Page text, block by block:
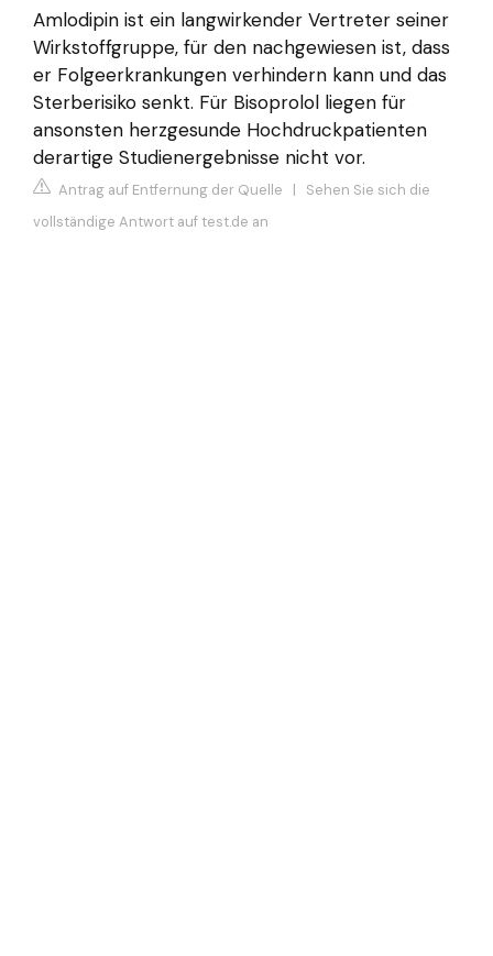
Amlodipin ist ein langwirkender Vertreter seiner
Wirkstoffgruppe, für den nachgewiesen ist, dass
er Folgeerkrankungen verhindern kann und das
Sterberisiko senkt. Für Bisoprolol liegen für
ansonsten herzgesunde Hochdruckpatienten
derartige Studienergebnisse nicht vor.
Antrag auf Entfernung der Quelle | Sehen Sie sich die
vollständige Antwort auf test.de an